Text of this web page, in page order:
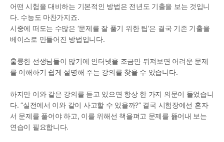
어떤 시험을 대비하는 기본적인 방법은 전년도 기출을 보는 것입니
다. 수능도 마찬가지죠.
시중에 떠도는 수많은 ‘문제를 잘 풀기 위한 팁’은 결국 기존 기출을
베이스로 만들어진 방법입니다.
훌륭한 선생님들이 많기에 인터넷을 조금만 뒤져보면 어려운 문제
를 이해하기 쉽게 설명해 주는 강의를 찾을 수 있습니다.
하지만 이와 같은 강의를 듣고 있으면 항상 한 가지 의문이 들었습니
다. “실전에서 이와 같이 사고할 수 있을까?” 결국 시험장에선 혼자
서 문제를 풀어야 하고, 이를 위해선 책을펴고 문제를 뜷어내 보는
연습이 필요합니다.